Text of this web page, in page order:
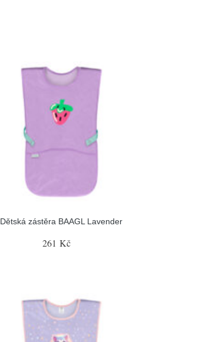
Dětská zástěra BAAGL Lavender
261 Kč